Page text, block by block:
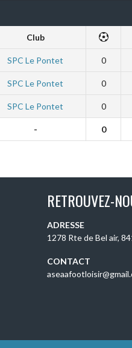
Club
SPC Le Pontet 0
SPC Le Pontet 0
SPC Le Pontet 0
- 0
RETROUVEZ-
ADRESSE
1278 Rte de Bel air,
CONTACT